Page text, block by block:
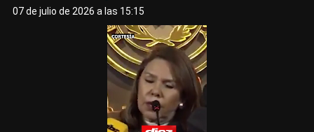
07 de julio de 2026 a las 15:15